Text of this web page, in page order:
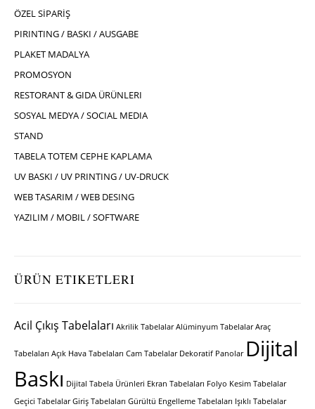
ÖZEL SİPARİŞ
PIRINTING / BASKI / AUSGABE
PLAKET MADALYA
PROMOSYON
RESTORANT & GIDA ÜRÜNLERI
SOSYAL MEDYA / SOCIAL MEDIA
STAND
TABELA TOTEM CEPHE KAPLAMA
UV BASKI / UV PRINTING / UV-DRUCK
WEB TASARIM / WEB DESING
YAZILIM / MOBIL / SOFTWARE
ÜRÜN ETIKETLERI
Acil Çıkış Tabelaları Akrilik Tabelalar Alüminyum Tabelalar Araç
Tabelaları Açık Hava Tabelaları Cam Tabelalar Dekoratif Panolar Dijital
Baskı Dijital Tabela Ürünleri Ekran Tabelaları Folyo Kesim Tabelalar
Geçici Tabelalar Giriş Tabelaları Gürültü Engelleme Tabelaları Işıklı Tabelalar